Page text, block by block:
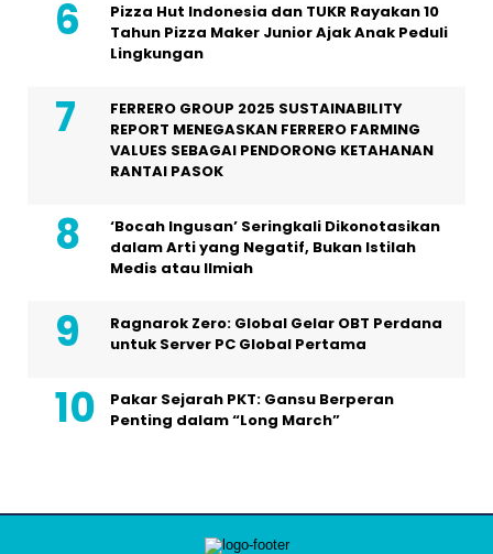
Pizza Hut Indonesia dan TUKR Rayakan 10
Tahun Pizza Maker Junior Ajak Anak Peduli
Lingkungan
FERRERO GROUP 2025 SUSTAINABILITY
REPORT MENEGASKAN FERRERO FARMING
VALUES SEBAGAI PENDORONG KETAHANAN
RANTAI PASOK
‘Bocah Ingusan’ Seringkali Dikonotasikan
dalam Arti yang Negatif, Bukan Istilah
Medis atau Ilmiah
Ragnarok Zero: Global Gelar OBT Perdana
untuk Server PC Global Pertama
Pakar Sejarah PKT: Gansu Berperan
Penting dalam “Long March”